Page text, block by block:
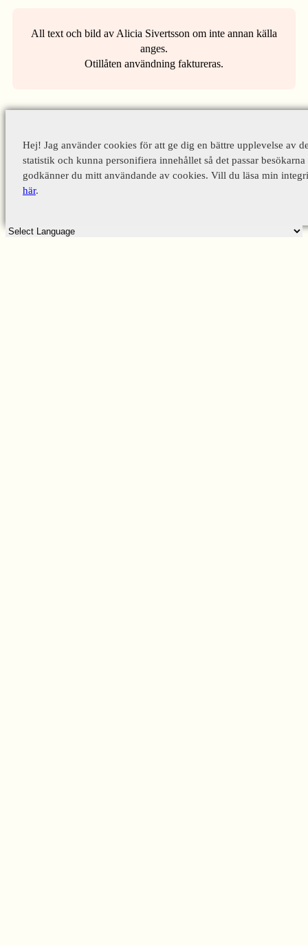
All text och bild av Alicia Sivertsson om inte annan källa
anges.
Otillåten användning faktureras.
Hej! Jag använder cookies för att ge dig en bättre upplevelse av
statistik och kunna personifiera innehållet så det passar
godkänner du mitt användande av cookies. Vill du läsa min
här.